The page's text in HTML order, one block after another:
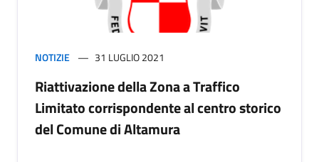
NOTIZIE 31 LUGLIO 2021
Riattivazione della Zona a Traffico
Limitato corrispondente al centro storico
del Comune di Altamura